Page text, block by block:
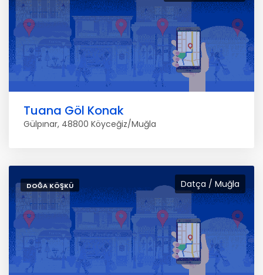
Tuana Göl Konak
Gülpınar, 48800 Köyceğiz/Muğla
Datça / Muğla
DOĞA KÖŞKÜ